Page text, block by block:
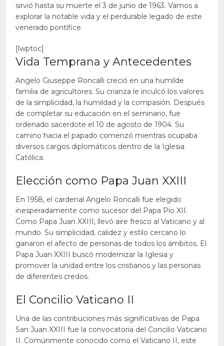
sirvió hasta su muerte el 3 de junio de 1963. Vamos a
explorar la notable vida y el perdurable legado de este
venerado pontífice.
[lwptoc]
Vida Temprana y Antecedentes
Angelo Giuseppe Roncalli creció en una humilde
familia de agricultores. Su crianza le inculcó los valores
de la simplicidad, la humildad y la compasión. Después
de completar su educación en el seminario, fue
ordenado sacerdote el 10 de agosto de 1904. Su
camino hacia el papado comenzó mientras ocupaba
diversos cargos diplomáticos dentro de la Iglesia
Católica.
Elección como Papa Juan XXIII
En 1958, el cardenal Angelo Roncalli fue elegido
inesperadamente como sucesor del Papa Pío XII.
Como Papa Juan XXIII, llevó aire fresco al Vaticano y al
mundo. Su simplicidad, calidez y estilo cercano lo
ganaron el afecto de personas de todos los ámbitos. El
Papa Juan XXIII buscó modernizar la Iglesia y
promover la unidad entre los cristianos y las personas
de diferentes credos.
El Concilio Vaticano II
Una de las contribuciones más significativas de Papa
San Juan XXIII fue la convocatoria del Concilio Vaticano
II. Comúnmente conocido como el Vaticano II, este